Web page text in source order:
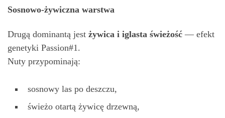
Sosnowo-żywiczna warstwa
Drugą dominantą jest żywica i iglasta świeżość — efekt
genetyki Passion#1.
Nuty przypominają:
sosnowy las po deszczu,
świeżo otartą żywicę drzewną,